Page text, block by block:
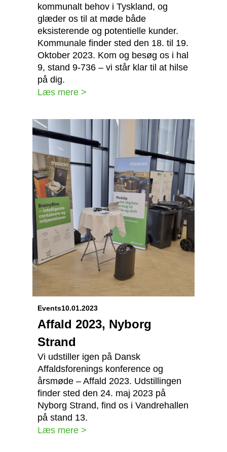
kommunalt behov i Tyskland, og
glæder os til at møde både
eksisterende og potentielle kunder.
Kommunale finder sted den 18. til 19.
Oktober 2023. Kom og besøg os i hal
9, stand 9-736 – vi står klar til at hilse
på dig.
Læs mere >
Events10.01.2023
Affald 2023, Nyborg
Strand
Vi udstiller igen på Dansk
Affaldsforenings konference og
årsmøde – Affald 2023. Udstillingen
finder sted den 24. maj 2023 på
Nyborg Strand, find os i Vandrehallen
på stand 13.
Læs mere >